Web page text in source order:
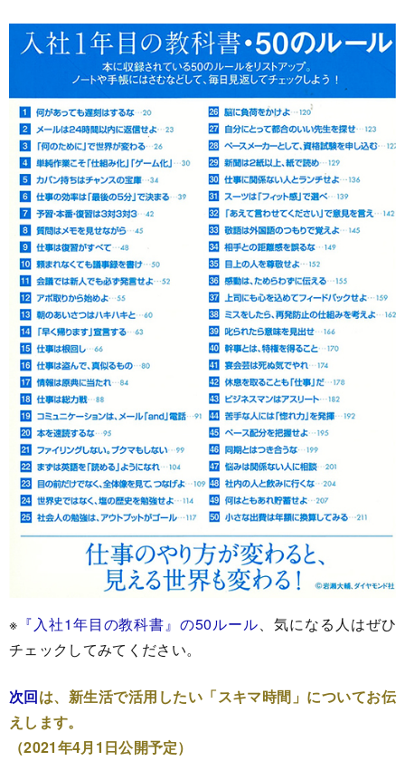
※ 『入社1年目の教科書』の50ルール、気になる人はぜひ
チェックしてみてください。
次回は、新生活で活用したい「スキマ時間」についてお伝
えします。
（2021年4月1日公開予定）